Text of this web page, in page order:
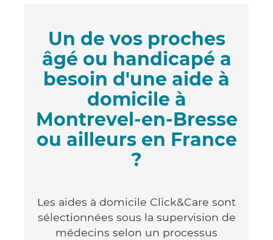
Un de vos proches
âgé ou handicapé a
besoin d'une aide à
domicile à
Montrevel-en-Bresse
ou ailleurs en France
?
Les aides à domicile Click&Care sont
sélectionnées sous la supervision de
médecins selon un processus